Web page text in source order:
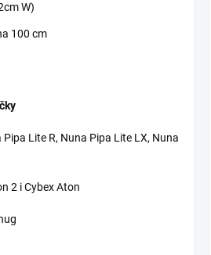
W)
100 cm
Pipa Lite R, Nuna Pipa Lite LX, Nuna
2 i Cybex Aton